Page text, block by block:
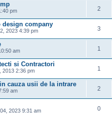
pm 2
design company
2023 4:39 pm 3
am 1
si Contractori
2013 2:36 pm 1
cauza usii de la intrare
am 2
2023 9:31 am 0